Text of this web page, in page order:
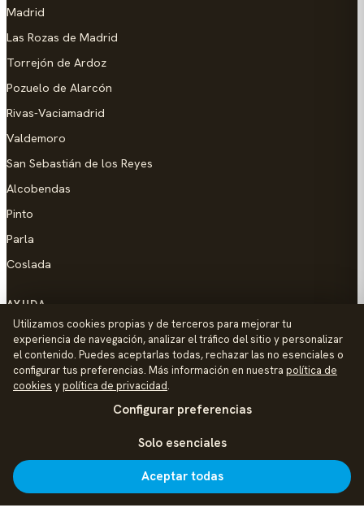
Madrid
Las Rozas de Madrid
Torrejón de Ardoz
Pozuelo de Alarcón
Rivas-Vaciamadrid
Valdemoro
San Sebastián de los Reyes
Alcobendas
Pinto
Parla
Coslada
AYUDA
Añadir empresa
Contacto
Política de Privacidad
Utilizamos cookies propias y de terceros para mejorar tu
experiencia de navegación, analizar el tráfico del sitio y personalizar
el contenido. Puedes aceptarlas todas, rechazar las no esenciales o
configurar tus preferencias. Más información en nuestra política de
cookies ypolítica de privacidad.
Configurar preferencias
Solo esenciales
Aceptar todas